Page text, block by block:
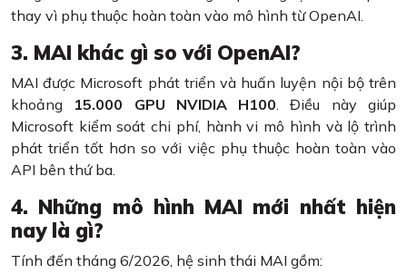
thay vì phụ thuộc hoàn toàn vào mô hình từ OpenAI.
3. MAI khác gì so với OpenAI?
MAI được Microsoft phát triển và huấn luyện nội bộ trên
khoảng 15.000 GPU NVIDIA H100 . Điều này giúp
Microsoft kiểm soát chi phí, hành vi mô hình và lộ trình
phát triển tốt hơn so với việc phụ thuộc hoàn toàn vào
API bên thứ ba.
4. Những mô hình MAI mới nhất hiện
nay là gì?
Tính đến tháng 6/2026, hệ sinh thái MAI gồm: